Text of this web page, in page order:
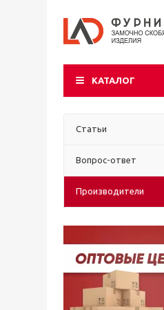
КАТАЛОГ
Статьи
Вопрос-ответ
Производители